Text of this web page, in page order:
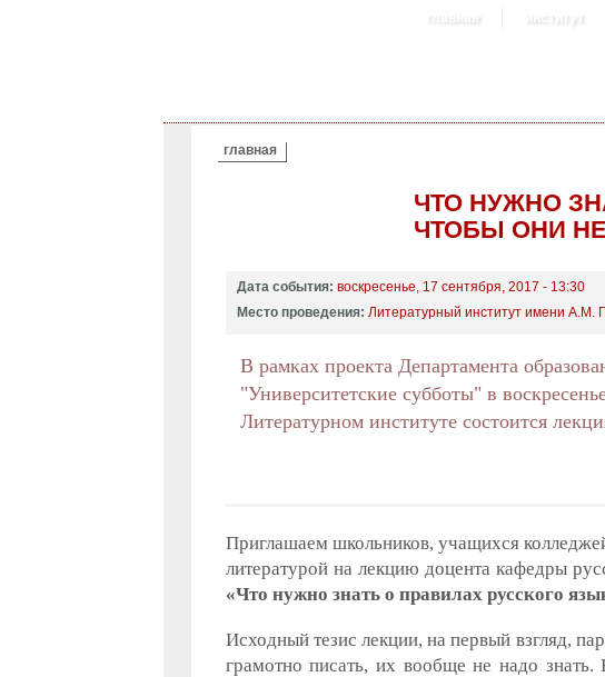
главная институт
ВЫ ЗДЕСЬ
главная
ЧТО НУЖНО
ЧТОБЫ ОНИ
Дата события: воскресенье, 17 сентября, 2017 - 13:30
Место проведения: Литературный институт имени А.М.
В рамках проекта Департамента
"Университетские субботы" в
Литературном институте состоится
Приглашаем школьников, учащихся
литературой на лекцию доцента кафедры
«Что нужно знать о правилах русского
Исходный тезис лекции, на первый взгляд,
грамотно писать, их вообще не надо